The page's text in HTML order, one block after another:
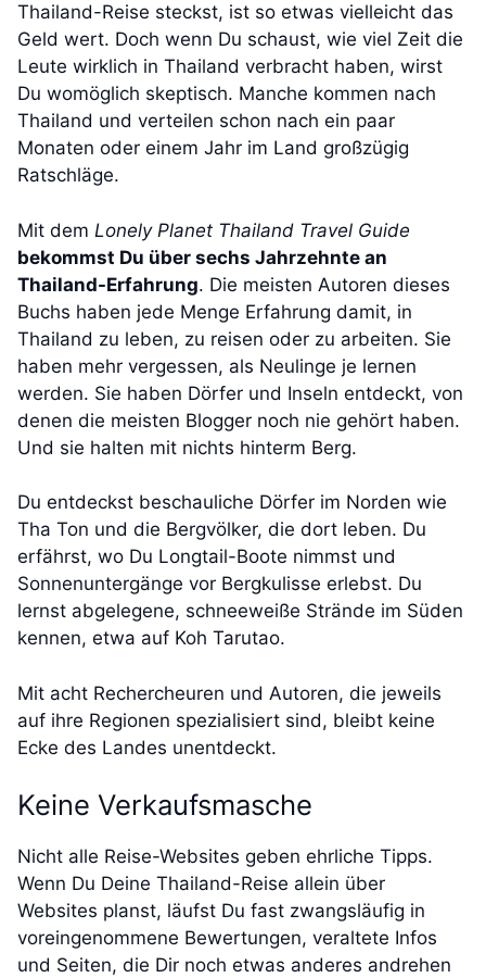
Thailand-Reise steckst, ist so etwas vielleicht das
Geld wert. Doch wenn Du schaust, wie viel Zeit die
Leute wirklich in Thailand verbracht haben, wirst
Du womöglich skeptisch. Manche kommen nach
Thailand und verteilen schon nach ein paar
Monaten oder einem Jahr im Land großzügig
Ratschläge.
Mit dem Lonely Planet Thailand Travel Guide
bekommst Du über sechs Jahrzehnte an
Thailand-Erfahrung. Die meisten Autoren dieses
Buchs haben jede Menge Erfahrung damit, in
Thailand zu leben, zu reisen oder zu arbeiten. Sie
haben mehr vergessen, als Neulinge je lernen
werden. Sie haben Dörfer und Inseln entdeckt, von
denen die meisten Blogger noch nie gehört haben.
Und sie halten mit nichts hinterm Berg.
Du entdeckst beschauliche Dörfer im Norden wie
Tha Ton und die Bergvölker, die dort leben. Du
erfährst, wo Du Longtail-Boote nimmst und
Sonnenuntergänge vor Bergkulisse erlebst. Du
lernst abgelegene, schneeweiße Strände im Süden
kennen, etwa auf Koh Tarutao.
Mit acht Rechercheuren und Autoren, die jeweils
auf ihre Regionen spezialisiert sind, bleibt keine
Ecke des Landes unentdeckt.
Keine Verkaufsmasche
Nicht alle Reise-Websites geben ehrliche Tipps.
Wenn Du Deine Thailand-Reise allein über
Websites planst, läufst Du fast zwangsläufig in
voreingenommene Bewertungen, veraltete Infos
und Seiten, die Dir noch etwas anderes andrehen